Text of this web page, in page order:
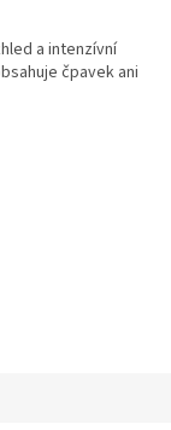
a intenzívní
čpavek ani